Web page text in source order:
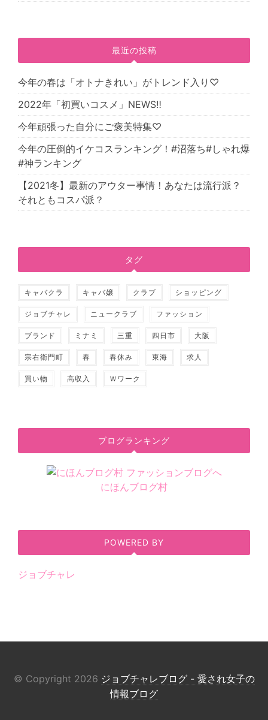
最近の投稿
今年の春は「オトナきれい」がトレンド入り♡
2022年「初買いコスメ」NEWS‼
今年頑張った自分にご褒美特集♡
今年の圧倒的イケコスランキング！#沼落ち#しゃれ爆
#神ランキング
【2021冬】最新のアウター事情！あなたは流行派？
それともコスパ派？
タグ
キャバクラ キャバ嬢 クラブ ショッピング
ジョブチャレ ニュークラブ ファッション
ブランド ミナミ 三重 四日市 大阪
宗右衛門町 春 春休み 東海 求人
買い物 高収入 Ｗワーク
ブログランキング
にほんブログ村
POWERED BY
ジョブチャレ
© Copyright 2026 ジョブチャレブログ - 愛され女子の
情報ブログ